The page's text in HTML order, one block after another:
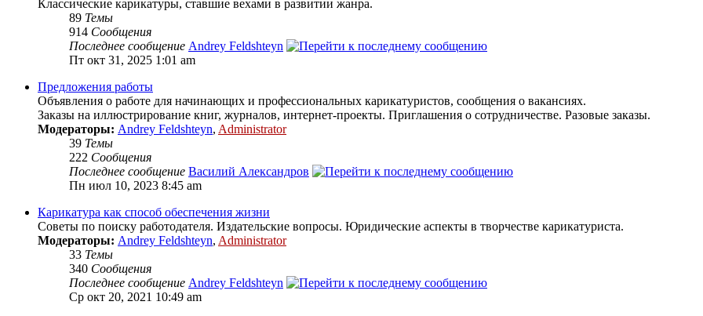
Классические карикатуры, ставшие вехами в развитии жанра.
89 Темы
914 Сообщения
Последнее сообщение Andrey Feldshteyn
Пт окт 31, 2025 1:01 am
Предложения работы
Объявления о работе для начинающих и профессиональных карикатуристов, сообщения о вакансиях.
Заказы на иллюстрирование книг, журналов, интернет-проекты. Приглашения о сотрудничестве. Разовые заказы.
Модераторы: Andrey Feldshteyn, Administrator
39 Темы
222 Сообщения
Последнее сообщение Василий Александров
Пн июл 10, 2023 8:45 am
Карикатура как способ обеспечения жизни
Советы по поиску работодателя. Издательские вопросы. Юридические аспекты в творчестве карикатуриста.
Модераторы: Andrey Feldshteyn, Administrator
33 Темы
340 Сообщения
Последнее сообщение Andrey Feldshteyn
Ср окт 20, 2021 10:49 am